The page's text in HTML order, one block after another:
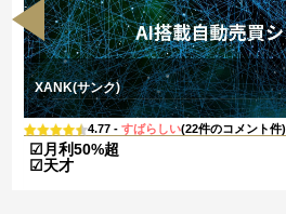
XANK(サンク)
4.77 - すばらしい(22件のコメント件)
☑月利50%超
☑天才